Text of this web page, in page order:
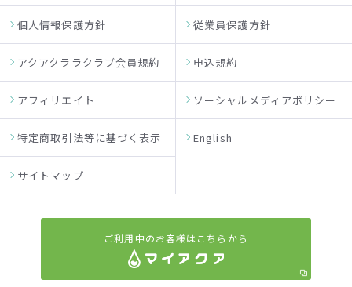
個人情報保護方針 従業員保護方針
アクアクララクラブ会員規約 申込規約
アフィリエイト ソーシャルメディアポリシー
特定商取引法等に基づく表示 English
サイトマップ
ご利用中のお客様はこちらから